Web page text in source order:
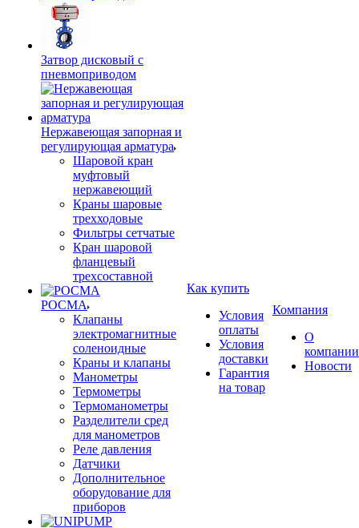
Затвор дисковый с
пневмоприводом
Нержавеющая запорная и
регулирующая арматура
Шаровой кран
муфтовый
нержавеющий
Краны шаровые
трехходовые
Фильтры сетчатые
Кран шаровой
фланцевый
трехсоставной
РОСМА
Клапаны
электромагнитные
соленоидные
Краны и клапаны
Манометры
Термометры
Термоманометры
Разделители сред
для манометров
Реле давления
Датчики
Дополнительное
оборудование для
приборов
Как купить
Условия
оплаты
Условия
доставки
Гарантия
на товар
Компания
О
компании
Новости